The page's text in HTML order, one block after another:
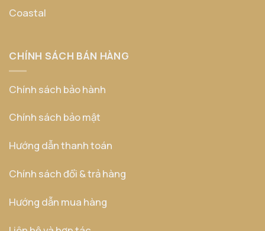
Coastal
CHÍNH SÁCH BÁN HÀNG
Chính sách bảo hành
Chính sách bảo mật
Hướng dẫn thanh toán
Chính sách đổi & trả hàng
Hướng dẫn mua hàng